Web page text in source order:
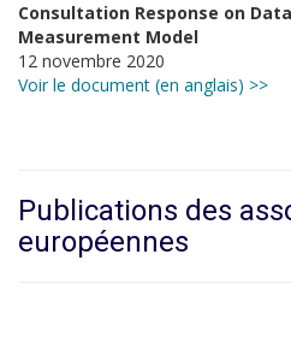
Consultation Response on
Measurement Model
12 novembre 2020
Voir le document (en anglais) >>
Publications des
européennes